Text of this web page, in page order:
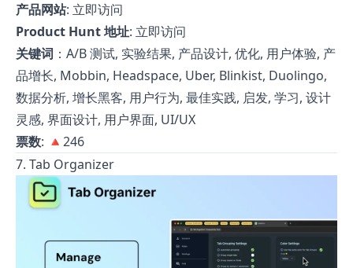
产品网站: 立即访问
Product Hunt 地址: 立即访问
关键词 ：A/B 测试, 实验结果, 产品设计, 优化, 用户体验, 产
品增长, Mobbin, Headspace, Uber, Blinkist, Duolingo,
数据分析, 增长黑客, 用户行为, 最佳实践, 启发, 学习, 设计
灵感, 界面设计, 用户界面, UI/UX
票数: 🔺246
7. Tab Organizer